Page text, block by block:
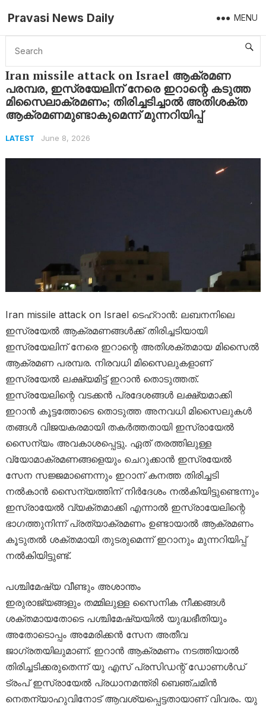
Pravasi News Daily MENU
Home Latest Iran missile attack on Israel ആക്രമണ പരമ്പര, ഇസ്രയേലിന് നേരെ ഇറാന്റെ കടുത്ത മിസൈലാക്രമണം; തിരിച്ചടിച്ചാൽ അതിശക്ത ആക്രമണമുണ്ടാകുമെന്ന് മുന്നറിയിപ്പ്
Iran missile attack on Israel ആക്രമണ
പരമ്പര, ഇസ്രയേലിന് നേരെ ഇറാന്റെ കടുത്ത
മിസൈലാക്രമണം; തിരിച്ചടിച്ചാൽ അതിശക്ത
ആക്രമണമുണ്ടാകുമെന്ന് മുന്നറിയിപ്പ്
LATEST June 8, 2026
Iran missile attack on Israel ടെഹ്റാൻ: ലബനനിലെ
ഇസ്രയേൽ ആക്രമണങ്ങൾക്ക് തിരിച്ചടിയായി
ഇസ്രയേലിന് നേരെ ഇറാന്റെ അതിശക്തമായ മിസൈൽ
ആക്രമണ പരമ്പര. നിരവധി മിസൈലുകളാണ്
ഇസ്രയേൽ ലക്ഷ്യമിട്ട് ഇറാൻ തൊടുത്തത്.
ഇസ്രയേലിന്റെ വടക്കൻ പ്രദേശങ്ങൾ ലക്ഷ്യമാക്കി
ഇറാൻ കൂട്ടത്തോടെ തൊടുത്ത അനവധി മിസൈലുകൾ
തങ്ങൾ വിജയകരമായി തകർത്തതായി ഇസ്രായേൽ
സൈന്യം അവകാശപ്പെട്ടു. ഏത് തരത്തിലുള്ള
വ്യോമാക്രമണങ്ങളെയും ചെറുക്കാൻ ഇസ്രയേൽ
സേന സജ്ജമാണെന്നും ഇറാന് കനത്ത തിരിച്ചടി
നൽകാൻ സൈന്യത്തിന് നിർദേശം നൽകിയിട്ടുണ്ടെന്നും
ഇസ്രായേൽ വ്യക്തമാക്കി എന്നാൽ ഇസ്രായേലിന്റെ
ഭാഗത്തുനിന്ന് പ്രത്യാക്രമണം ഉണ്ടായാൽ ആക്രമണം
കൂടുതൽ ശക്തമായി തുടരുമെന്ന് ഇറാനും മുന്നറിയിപ്പ്
നൽകിയിട്ടുണ്ട്.
പശ്ചിമേഷ്യ വീണ്ടും അശാന്തം
ഇരുരാജ്യങ്ങളും തമ്മിലുള്ള സൈനിക നീക്കങ്ങൾ
ശക്തമായതോടെ പശ്ചിമേഷ്യയിൽ യുദ്ധഭീതിയും
അതോടൊപ്പം അമേരിക്കൻ സേന അതീവ
ജാഗ്രതയിലുമാണ്. ഇറാൻ ആക്രമണം നടത്തിയാൽ
തിരിച്ചടിക്കരുതെന്ന് യു എസ് പ്രസിഡന്റ് ഡോണൾഡ്
ട്രംപ് ഇസ്രായേൽ പ്രധാനമന്ത്രി ബെഞ്ചമിൻ
നെതന്യാഹുവിനോട് ആവശ്യപ്പെട്ടതായാണ് വിവരം. യു